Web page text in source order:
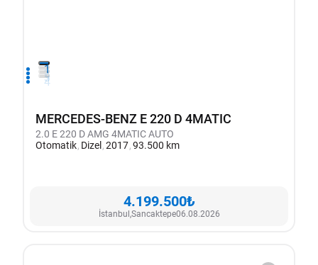
1
2
3
4
MERCEDES-BENZ E 220 D 4MATIC
2.0 E 220 D AMG 4MATIC AUTO
Otomatik Dizel201793.500 km
4.199.500₺
İstanbul,Sancaktepe06.08.2026